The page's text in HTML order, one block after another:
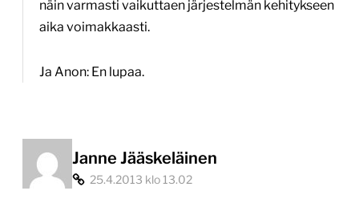
näin varmasti vaikuttaen järjestelmän kehitykseen
aika voimakkaasti.
Ja Anon: En lupaa.
Janne Jääskeläinen
25.4.2013 klo 13.02